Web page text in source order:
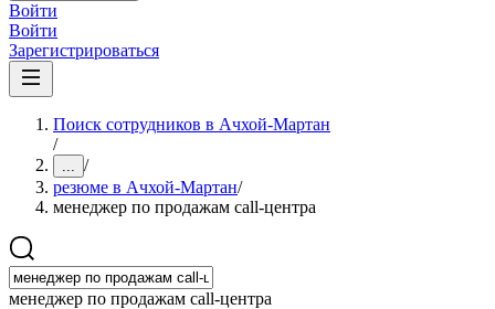
Войти
Войти
Зарегистрироваться
Поиск сотрудников в Ачхой-Мартан
/
... /
резюме в Ачхой-Мартан/
менеджер по продажам call-центра
менеджер по продажам call-центра